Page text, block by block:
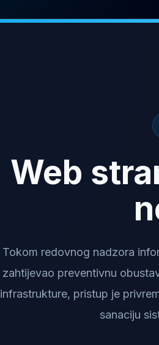
Web
Tokom redovnog nadzora
zahtijevao preventivnu
infrastrukture, pristup je
sanaciju